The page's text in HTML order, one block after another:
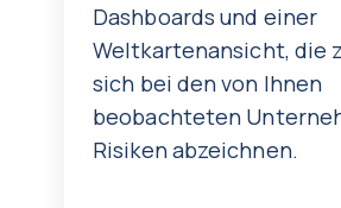
Dashboards und einer
Weltkartenansicht, die
sich bei den von Ihnen
beobachteten
Risiken abzeichnen.